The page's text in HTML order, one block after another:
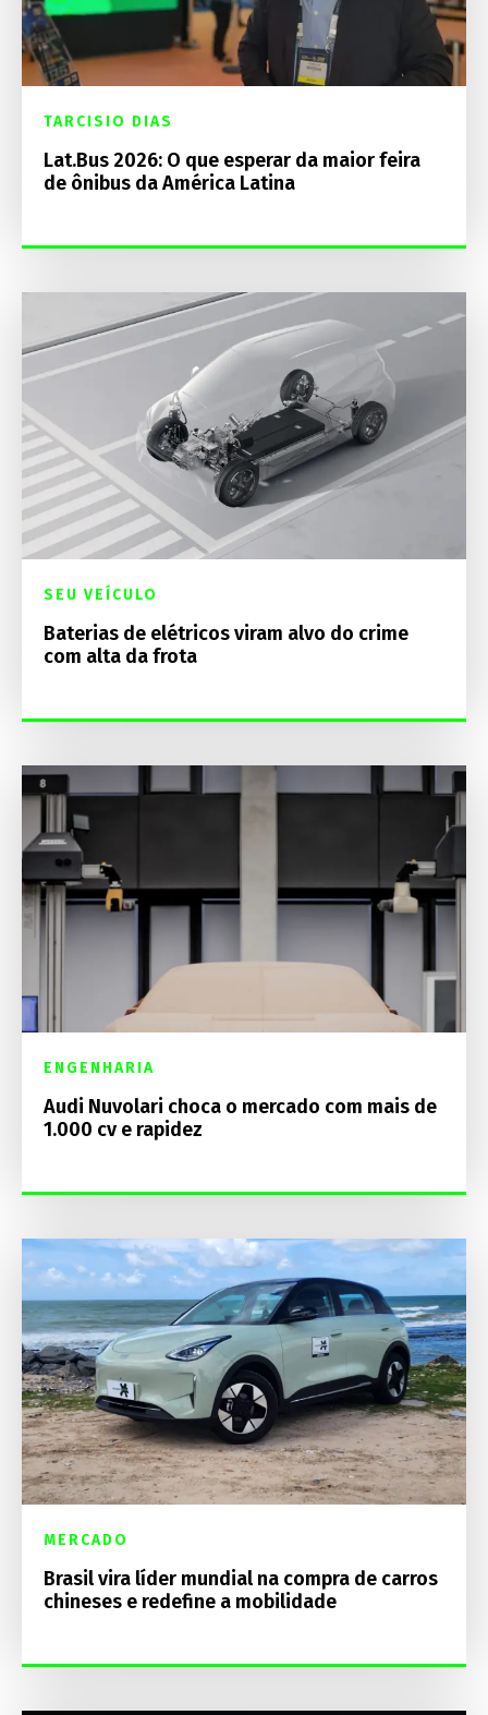
TARCISIO DIAS
Lat.Bus 2026: O que esperar da maior feira
de ônibus da América Latina
SEU VEÍCULO
Baterias de elétricos viram alvo do crime
com alta da frota
ENGENHARIA
Audi Nuvolari choca o mercado com mais de
1.000 cv e rapidez
MERCADO
Brasil vira líder mundial na compra de carros
chineses e redefine a mobilidade